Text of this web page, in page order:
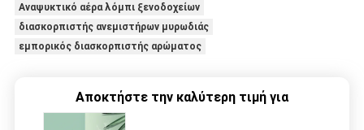
Αναψυκτικό αέρα λόμπι ξενοδοχείων
διασκορπιστής ανεμιστήρων μυρωδιάς
εμπορικός διασκορπιστής αρώματος
Αποκτήστε την καλύτερη τιμή για